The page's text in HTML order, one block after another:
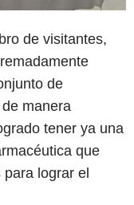
de visitantes,
de
manera
tener ya una
que
lograr el